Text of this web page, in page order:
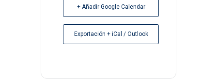
+ Añadir Google Calendar
Exportación + iCal / Outlook